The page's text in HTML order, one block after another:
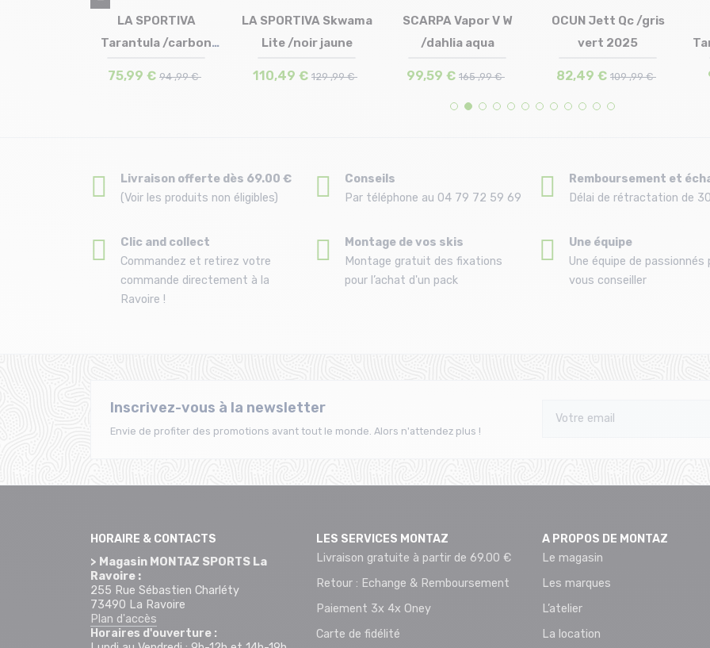
Taille en stock
47 | 40 | 40.5 | 41 | 42 | 42.5
LA SPORTIVA
Tarantula /carbon
75,99 € 94 ,99 €
Taille en stock
LA SPORTIVA Skwama
Lite /noir jaune
110,49 € 129 ,99 €
Taille en stock
SCARPA Vapor V W
/dahlia aqua
99,59 € 165 ,99 €
Taille en stock
OCUN Jett Qc /gris
vert 2025
82,49 € 109 ,99 €
Livraison offerte dès 69.00 €
(Voir les produits non éligibles)
Conseils
Par téléphone au 04 79 72 59 69
Remboursement et
Délai de rétractation de
Clic and collect
Commandez et retirez votre
commande directement à la
Ravoire !
Montage de vos skis
Montage gratuit des fixations
pour l’achat d'un pack
Une équipe
Une équipe de passionnés
vous conseiller
Inscrivez-vous à la newsletter
Envie de profiter des promotions avant tout le monde. Alors n'attendez plus !
HORAIRE & CONTACTS
> Magasin MONTAZ SPORTS La
Ravoire :
255 Rue Sébastien Charléty
73490 La Ravoire
Plan d'accès
Horaires d'ouverture :
LES SERVICES MONTAZ
Livraison gratuite à partir de 69.00 €
Retour : Echange & Remboursement
Paiement 3x 4x Oney
Carte de fidélité
A PROPOS DE MONTAZ
Le magasin
Les marques
L’atelier
La location